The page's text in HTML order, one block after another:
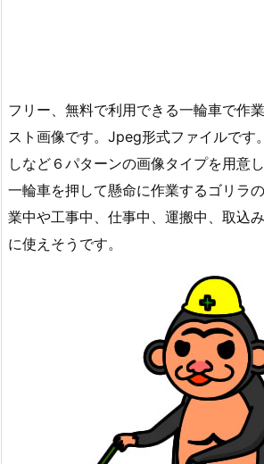
フリー、無料で利用できる一輪車で作
スト画像です。Jpeg形式ファイルです
しなど６パターンの画像タイプを用意し
一輪車を押して懸命に作業するゴリラ
業中や工事中、仕事中、運搬中、取込
に使えそうです。